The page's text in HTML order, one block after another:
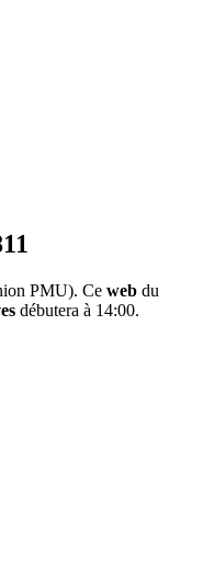
PMU). Ce web du
débutera à 14:00.